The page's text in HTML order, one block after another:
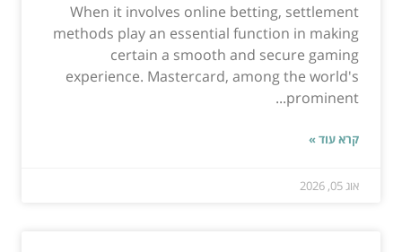
When it involves online betting, settlement
methods play an essential function in making
certain a smooth and secure gaming
experience. Mastercard, among the world's
prominent...
קרא עוד »
אוג 05, 2026